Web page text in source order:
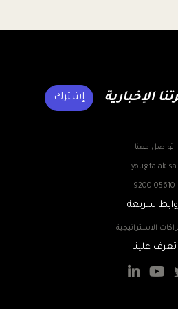
الإخبارية إشترك
تواصل معنا
you@falak.sa
9200 05610
سريعة
الاستراتيجية
تعرف علينا